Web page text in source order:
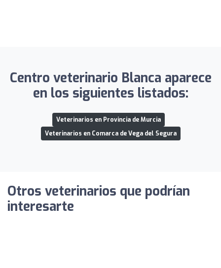
Centro veterinario Blanca aparece
en los siguientes listados:
Veterinarios en Provincia de Murcia
Veterinarios en Comarca de Vega del Segura
Otros veterinarios que podrían
interesarte